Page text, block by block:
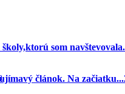
som
článok. Na začiatku...